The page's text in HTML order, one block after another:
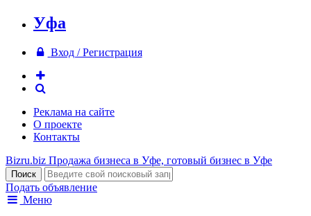
Уфа
Вход / Регистрация
Реклама на сайте
О проекте
Контакты
Bizru.biz Продажа бизнеса в Уфе, готовый бизнес в Уфе
Подать объявление
Меню